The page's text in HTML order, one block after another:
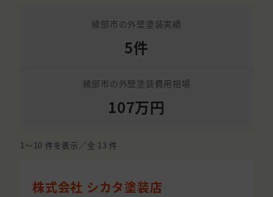
綾部市の外壁塗装実績
5件
綾部市の外壁塗装費用相場
107万円
1〜10 件を表示／全 13 件
株式会社 シカタ塗装店